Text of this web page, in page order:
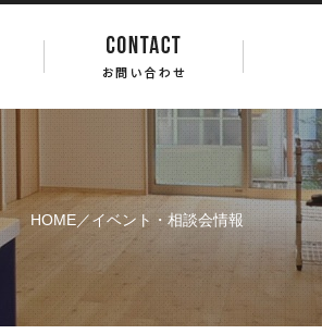
HOME／イベント・相談会情報